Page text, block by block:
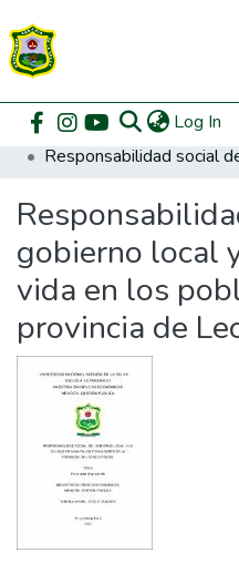
Log In
Communities & Collections
All of DSpace
DSpace Statistics
Home Posgrado
gobierno local
vida en los
provincia de